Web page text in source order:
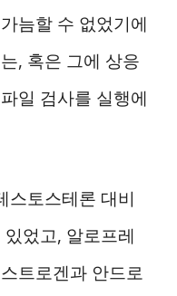
늠할 수 없었기에
, 혹은 그에 상응
일 검사를 실행에
스토스테론 대비
었고, 알로프레
트로겐과 안드로